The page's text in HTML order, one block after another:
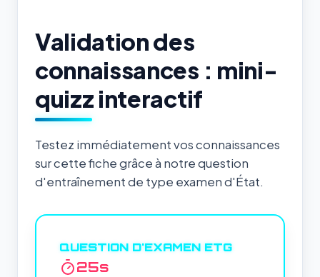
Validation des
connaissances : mini-
quizz interactif
Testez immédiatement vos connaissances
sur cette fiche grâce à notre question
d'entraînement de type examen d'État.
QUESTION D'EXAMEN ETG
24s